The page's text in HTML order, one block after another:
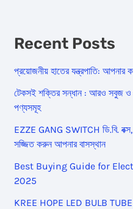
Recent Posts
প্রয়োজনীয় হাতের যন্ত্রপাতি: আপনার
টেকসই শক্তির সন্ধান : আরও সবুজ ও
পণ্যসমূহ
EZZE GANG SWITCH ডি.বি.
সজ্জিত করুন আপনার বাসস্থান
Best Buying Guide for
2025
KREE HOPE LED BULB